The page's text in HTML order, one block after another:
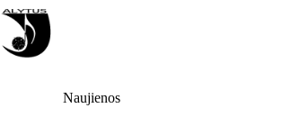
Skip
content
Naujienos